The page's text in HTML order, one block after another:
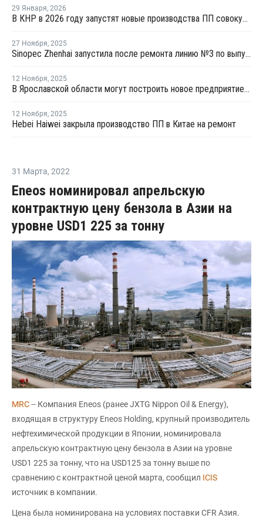
29 Января, 2026
В КНР в 2026 году запустят новые производства ПП совокупной мощностью 4,9 млн тонн
27 Ноября, 2025
Sinopec Zhenhai запустила после ремонта линию №3 по выпуску ПП в Китае
12 Ноября, 2025
В Ярославской области могут построить новое предприятие по производству ПП
12 Ноября, 2025
Hebei Haiwei закрыла производство ПП в Китае на ремонт
31 Марта, 2022
Eneos номинировал апрельскую
контрактную цену бензола в Азии на
уровне USD1 225 за тонну
MRC-- Компания Eneos (ранее JXTG Nippon Oil & Energy),
входящая в структуру Eneos Holding, крупный производитель
нефтехимической продукции в Японии, номинировала
апрельскую контрактную цену бензола в Азии на уровне
USD1 225 за тонну, что на USD125 за тонну выше по
сравнению с контрактной ценой марта, сообщил ICIS
источник в компании.
Цена была номинирована на условиях поставки CFR Азия.